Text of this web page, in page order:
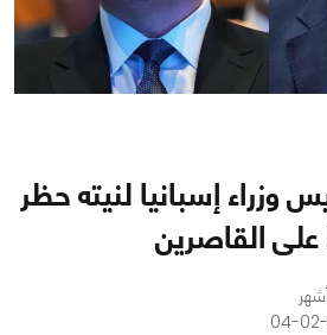
إسبانيا لنيته حظر
القاصرين